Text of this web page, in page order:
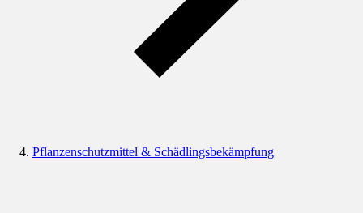
Pflanzenschutzmittel & Schädlingsbekämpfung